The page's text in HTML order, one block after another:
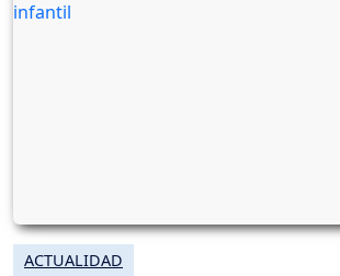
ACTUALIDAD